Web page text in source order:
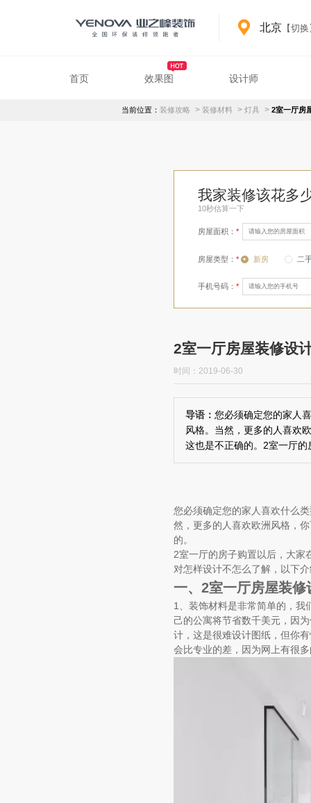
北京 【切
首页 效果图 设计师
当前位置： 装修攻略 > 装修材料 > 灯具 > 2室一厅房
我家装修该花多
10秒估算一下
房屋面积：*
房屋类型：* 新房 二
手机号码：*
2室一厅房屋装修设
时间：2019-06-30
导语：您必须确定您的家人
风格。当然，更多的人喜欢
这也是不正确的。2室一厅的
您必须确定您的家人喜欢什么
然，更多的人喜欢欧洲风格，
的。
2室一厅的房子购置以后，大家
对怎样设计不怎么了解，以下
一、2室一厅房屋装
1、装饰材料是非常简单的，我
己的公寓将节省数千美元，因
计，这是很难设计图纸，但你
会比专业的差，因为网上有很